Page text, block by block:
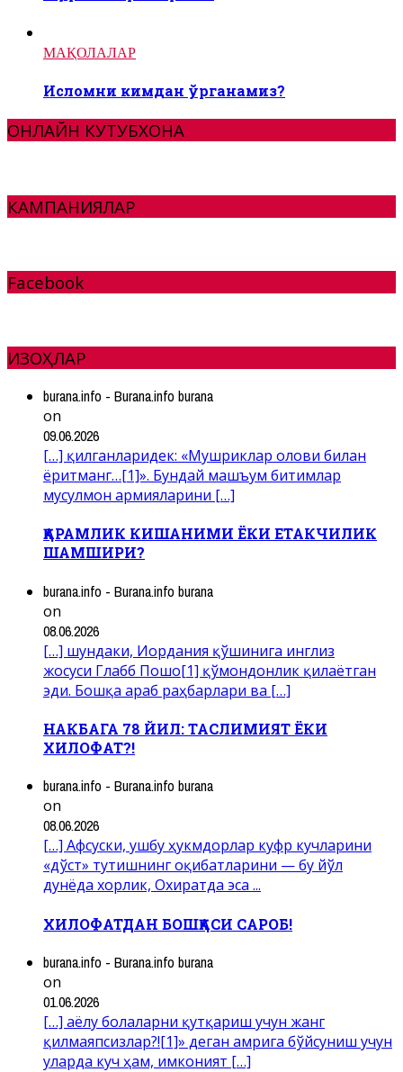
МАҚОЛАЛАР
Исломни кимдан ўрганамиз?
ОНЛАЙН КУТУБХОНА
КАМПАНИЯЛАР
Facebook
ИЗОҲЛАР
burana.info - Burana.info burana
on
09.06.2026
[…] қилганларидек: «Мушриклар олови билан
ёритманг…[1]». Бундай машъум битимлар
мусулмон армияларини […]
ҚАРАМЛИК КИШАНИМИ ЁКИ ЕТАКЧИЛИК
ШАМШИРИ?
burana.info - Burana.info burana
on
08.06.2026
[…] шундаки, Иордания қўшинига инглиз
жосуси Глабб Пошо[1] қўмондонлик қилаётган
эди. Бошқа араб раҳбарлари ва […]
НАКБАГА 78 ЙИЛ: ТАСЛИМИЯТ ЁКИ
ХИЛОФАТ?!
burana.info - Burana.info burana
on
08.06.2026
[…] Афсуски, ушбу ҳукмдорлар куфр кучларини
«дўст» тутишнинг оқибатларини — бу йўл
дунёда хорлик, Охиратда эса ...
ХИЛОФАТДАН БОШҚАСИ САРОБ!
burana.info - Burana.info burana
on
01.06.2026
[…] аёлу болаларни қутқариш учун жанг
қилмаяпсизлар?![1]» деган амрига бўйсуниш учун
уларда куч ҳам, имконият […]